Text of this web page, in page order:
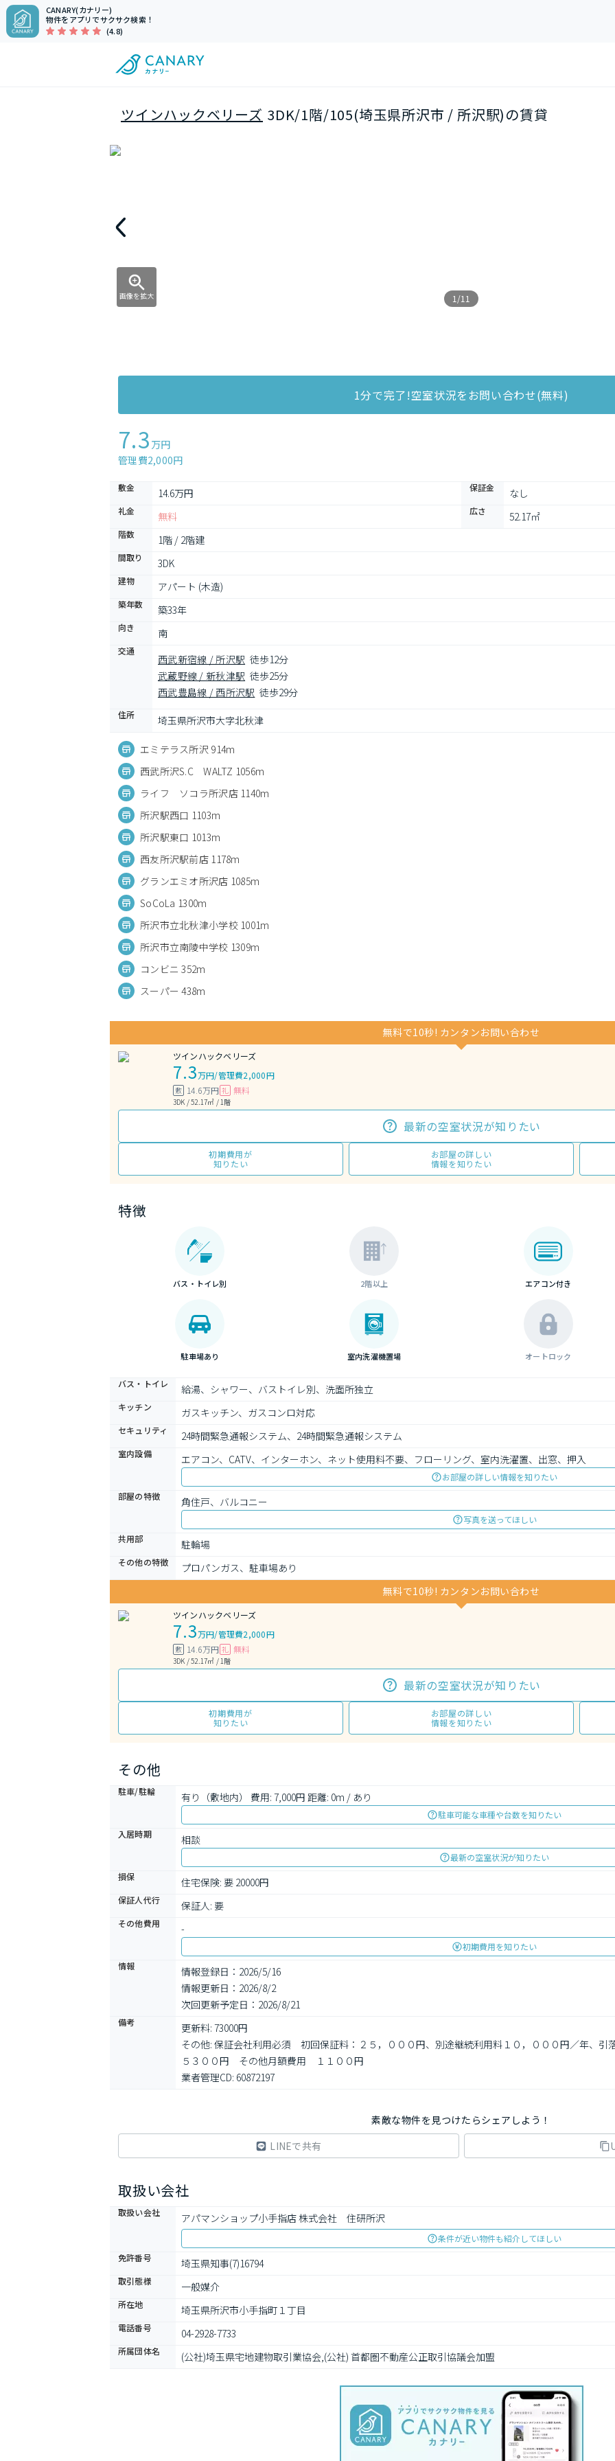
CANARY(カナリー)
物件をアプリでサクサク検索！
(4.8)
ツインハックベリーズ 3DK/1階/105(埼玉県所沢市 / 所沢駅)の賃貸
画像を拡大 1/11
1分で完了!空室状況をお問い合わせ(無料)
7.3 万円
管理費2,000円
敷金 14.6万円 保証金 なし
礼金 無料 広さ 52.17㎡
階数 1階 / 2階建
間取り 3DK
建物 アパート (木造)
築年数 築33年
向き 南
交通
西武新宿線 / 所沢駅 徒歩12分
武蔵野線 / 新秋津駅 徒歩25分
西武豊島線 / 西所沢駅 徒歩29分
住所 埼玉県所沢市大字北秋津
エミテラス所沢 914m
西武所沢S.C WALTZ 1056m
ライフ ソコラ所沢店 1140m
所沢駅西口 1103m
所沢駅東口 1013m
西友所沢駅前店 1178m
グランエミオ所沢店 1085m
SoCoLa 1300m
所沢市立北秋津小学校 1001m
所沢市立南陵中学校 1309m
コンビニ 352m
スーパー 438m
無料で10秒! カンタンお問い合わせ
ツインハックベリーズ
7.3万円/管理費2,000円
敷 14.6万円 礼 無料
3DK / 52.17㎡ / 1階
最新の空室状況が知りたい
初期費用が
知りたい
お部屋の詳しい
情報を知りたい
特徴
バス・トイレ別 2階以上 エアコン付き
駐車場あり 室内洗濯機置場 オートロック
バス・トイレ 給湯、シャワー、バストイレ別、洗面所独立
キッチン ガスキッチン、ガスコンロ対応
セキュリティ 24時間緊急通報システム、24時間緊急通報システム
室内設備 エアコン、CATV、インターホン、ネット使用料不要、フローリング、室内洗濯置、出窓、押入
お部屋の詳しい情報を知りたい
部屋の特徴
角住戸、バルコニー
写真を送ってほしい
共用部
駐輪場
その他の特徴
プロパンガス、駐車場あり
無料で10秒! カンタンお問い合わせ
ツインハックベリーズ
7.3万円/管理費2,000円
敷 14.6万円 礼 無料
3DK / 52.17㎡ / 1階
最新の空室状況が知りたい
初期費用が
知りたい
お部屋の詳しい
情報を知りたい
その他
駐車/駐輪 有り（敷地内） 費用: 7,000円 距離: 0m / あり
駐車可能な車種や台数を知りたい
入居時期
相談
最新の空室状況が知りたい
損保
住宅保険: 要 20000円
保証人代行 保証人: 要
その他費用 -
初期費用を知りたい
情報
情報登録日：2026/5/16
情報更新日：2026/8/2
次回更新予定日：2026/8/21
備考
更新料: 73000円
その他: 保証会社利用必須　初回保証料：２５，０００円、別途継続利用料１０，０００円／年、引
５３００円　その他月額費用　１１００円
業者管理CD: 60872197
素敵な物件を見つけたらシェアしよう！
LINEで共有
取扱い会社
取扱い会社 アパマンショップ小手指店 株式会社　住研所沢
条件が近い物件も紹介してほしい
免許番号
埼玉県知事(7)16794
取引態様 一般媒介
所在地 埼玉県所沢市小手指町１丁目
電話番号 04-2928-7733
所属団体名 (公社)埼玉県宅地建物取引業協会,(公社) 首都圏不動産公正取引協議会加盟